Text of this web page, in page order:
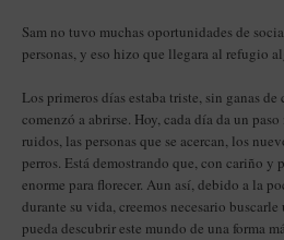
Sam no tuvo muchas oportunidades de
personas, y eso hizo que llegara al refugio
Los primeros días estaba triste, sin ganas de
comenzó a abrirse. Hoy, cada día da un
ruidos, las personas que se acercan, los
perros. Está demostrando que, con cariño
enorme para florecer. Aun así, debido a la
durante su vida, creemos necesario
pueda descubrir este mundo de una forma